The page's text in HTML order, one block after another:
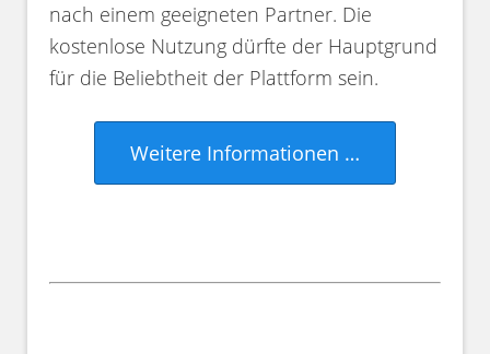
nach einem geeigneten Partner. Die
kostenlose Nutzung dürfte der Hauptgrund
für die Beliebtheit der Plattform sein.
Weitere Informationen …